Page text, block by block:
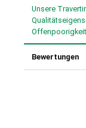
Unsere
Bewertungen